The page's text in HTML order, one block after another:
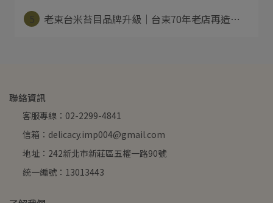
老東台米苔目品牌升級｜台東70年老店再造⋯
聯絡資訊
客服專線：02-2299-4841
信箱：delicacy.imp004@gmail.com
地址：242新北市新莊區五權一路90號
統一編號：13013443